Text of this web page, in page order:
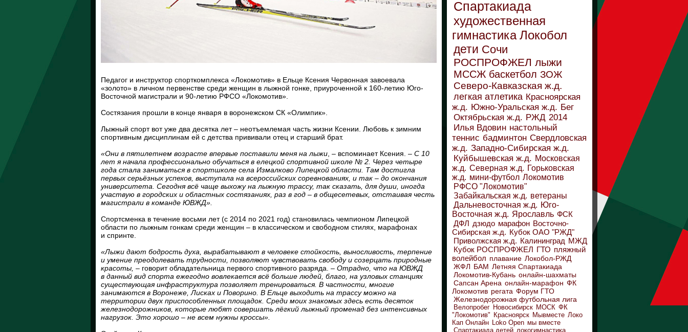
Педагог и инструктор спорткомплекса ­«Локомотив» в Ельце Ксения Червонная завоевала
«золото» в личном первенстве среди женщин в лыжной гонке, приуроченной к 160-летию Юго-
Восточной магистрали и 90-летию РФСО «Локомотив».
Состязания прошли в конце января в воронежском СК «Олимпик».
Лыжный спорт вот уже два десятка лет – неотъемлемая часть жизни Ксении. Любовь к зимним
спортивным дисциплинам ей с детства прививали отец и старший брат.
«Они в пятилетнем возрасте впервые поставили меня на лыжи , – вспоминает Ксения. – С 10
лет я начала профессионально обучаться в елецкой спортивной школе № 2. Через четыре
года стала заниматься в спортшколе села Измалково Липецкой области. Там достигла
первых серьёзных успехов, выступала на всероссийских соревнованиях, и так – до окончания
университета. Сегодня всё чаще выхожу на лыжную трассу, так сказать, для души, иногда
участвую в городских и областных состязаниях, раз в год – в общесетевых, отстаивая честь
магистрали в команде ЮВЖД».
Спортсменка в течение восьми лет (с 2014 по 2021 год) становилась чемпионом Липецкой
области по лыжным гонкам среди женщин – в классическом и свободном стилях, марафонах
и спринте.
«Лыжи дают бодрость духа, вырабатывают в человеке стойкость, выносливость, терпение
и умение преодолевать трудности, позволяют чувствовать свободу и созерцать природные
красоты, – говорит обладательница первого спортивного разряда. – ­ Отрадно, что на ЮВЖД
в данный вид спорта ежегодно вовлекается всё больше людей, благо, на узловых станциях
существующая инфра­структура позволяет тренироваться. В частности, многие
занимаются в Воронеже, Лисках и Поворино. В Ельце выходить на трассу можно на
территории двух приспособленных площадок. Среди моих знакомых здесь есть десяток
железнодорожников, которые любят совершать лёгкий лыжный променад без интенсивных
нагрузок. Это хорошо – не всем нужны кроссы».
Спартакиада
художественная
гимнастика Локобол
дети Сочи
РОСПРОФЖЕЛ лыжи
МССЖ баскетбол ЗОЖ
Северо-Кавказская ж.д.
легкая атлетика Красноярская
ж.д. Южно-Уральская ж.д. Бег
Октябрьская ж.д. РЖД 2014
Илья Вдовин настольный
теннис бадминтон Свердловская
ж.д. Западно-Сибирская ж.д.
Куйбышевская ж.д. Московская
ж.д. Северная ж.д. Горьковская
ж.д. мини-футбол Локомотив
РФСО "Локомотив"
Забайкальская ж.д. ветераны
Дальневосточная ж.д. Юго-
Восточная ж.д. Ярославль ФСК
ДФЛ дзюдо марафон Восточно-
Сибирская ж.д. Кубок ОАО "РЖД"
Приволжская ж.д. Калининград МЖД
Кубок РОСПРОФЖЕЛ ГТО пляжный
волейбол плавание Локобол-РЖД
ЖФЛ БАМ Летняя Спартакиада
Локомотив-Кубань онлайн-шахматы
Сапсан Арена онлайн-марафон ФК
Локомотив регата Форум ГТО
Железнодорожная футбольная лига
Велопробег Новосибирск МОСК ФК
"Локомотив" Красноярск Мывместе Локо
Кап Онлайн Loko Open мы вместе
Спартакиада детей локогимнастика